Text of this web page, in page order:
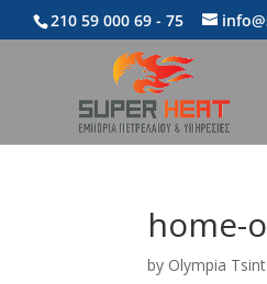
210 59 000 69 - 75
home-
by Olympia